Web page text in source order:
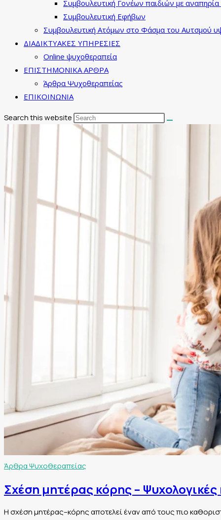
Συμβουλευτική Γονέων παιδιών με
Συμβουλευτική Εφήβων
Συμβουλευτική Ατόμων στο Φάσμα του Αυτσμού
ΔΙΑΔΙΚΤΥΑΚΕΣ ΥΠΗΡΕΣΙΕΣ
Online ψυχοθεραπεία
ΕΠΙΣΤΗΜΟΝΙΚΑ ΑΡΘΡΑ
Άρθρα Ψυχοθεραπείας
ΕΠΙΚΟΙΝΩΝΙΑ
Search this website
Άρθρα Ψυχοθεραπείας
Σχέση μητέρας κόρης –
Η σχέση μητέρας–κόρης αποτελεί έναν από τους πιο